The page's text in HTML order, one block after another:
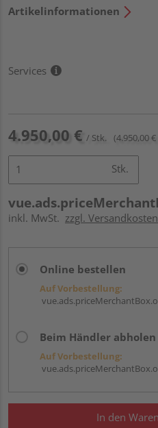
Artikelinformationen
Services
4.950,00 € / Stk. (4.950,00
Stk.
inkl. MwSt. zzgl.
Online bestellen
Auf Vorbestellung:
Beim Händler abholen
Auf Vorbestellung:
In den